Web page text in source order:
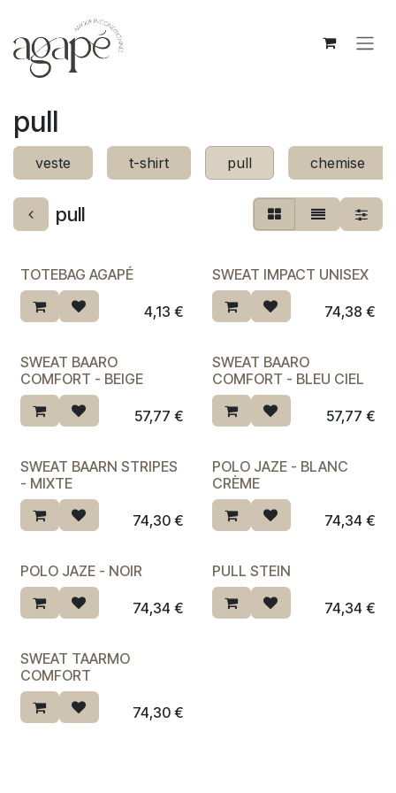
pull
veste t-shirt pull chemise
pull
TOTEBAG AGAPÉ
4,13 €
SWEAT IMPACT UNISEX
74,38 €
Dernière chance ♡
SWEAT BAARO
COMFORT - BEIGE
57,77 €
SWEAT BAARO
COMFORT - BLEU CIEL
57,77 €
SWEAT BAARN STRIPES
- MIXTE
74,30€ Dernière chance ♡
POLO JAZE - BLANC
CRÈME
74,34 €
Dernière chance ♡
POLO JAZE - NOIR
74,34 €
PULL STEIN
74,34 €
SWEAT TAARMO
COMFORT
74,30€